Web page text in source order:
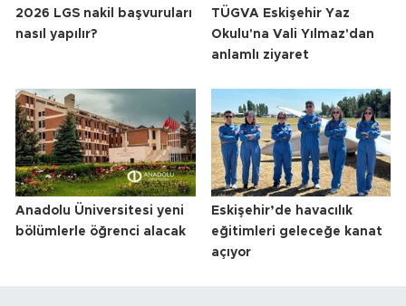
2026 LGS nakil başvuruları
nasıl yapılır?
TÜGVA Eskişehir Yaz
Okulu'na Vali Yılmaz'dan
anlamlı ziyaret
Anadolu Üniversitesi yeni
bölümlerle öğrenci alacak
Eskişehir’de havacılık
eğitimleri geleceğe kanat
açıyor